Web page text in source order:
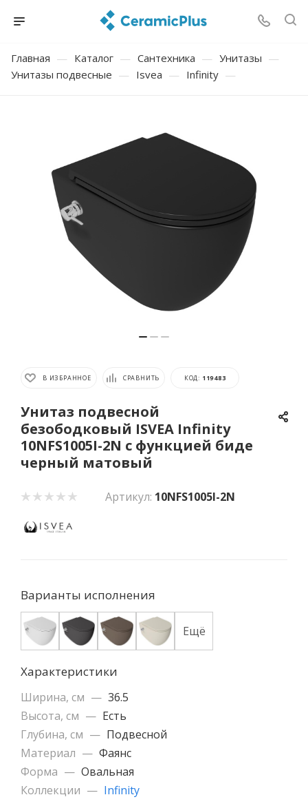
Главная — Каталог — Сантехника — Унитазы —
Унитазы подвесные — Isvea — Infinity —
В ИЗБРАННОЕ СРАВНИТЬ КОД: 119483
Унитаз подвесной
безободковый ISVEA Infinity
10NFS1005I-2N с функцией биде
черный матовый
Артикул: 10NFS1005I-2N
Варианты исполнения
Ещё
Характеристики
Ширина, см — 36.5
Высота, см — Есть
Глубина, см — Подвесной
Материал — Фаянс
Форма — Овальная
Коллекции — Infinity